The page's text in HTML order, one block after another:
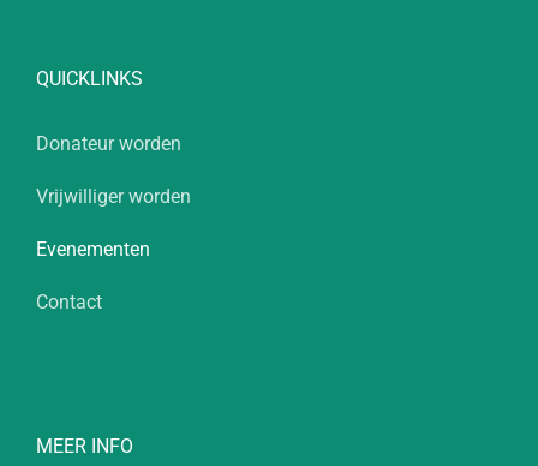
QUICKLINKS
Donateur worden
Vrijwilliger worden
Evenementen
Contact
MEER INFO